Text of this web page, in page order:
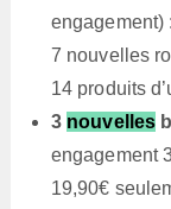
engagement)
7 nouvelles
14 produits
3 nouvelles
engagement
19,90€